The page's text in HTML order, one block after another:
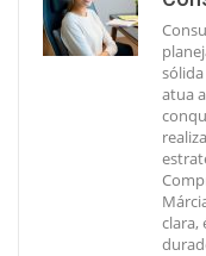
atua
clara,